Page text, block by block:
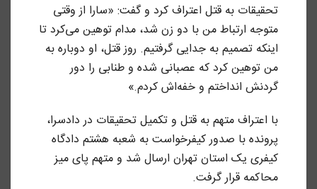
تحقیقات به قتل اعتراف کرد و گفت: «سارا از وقتی
متوجه ارتباط من با دو زن شد، مدام توهین می‌کرد تا
اینکه تصمیم به جدایی گرفتیم. روز قتل، او دوباره به
من توهین کرد که عصبانی شده و طنابی را دور
گردنش انداختم و خفه‌اش کردم.»
با اعتراف متهم به قتل و تکمیل تحقیقات در دادسرا،
پرونده با صدور کیفرخواست به شعبه هشتم دادگاه
کیفری یک استان تهران ارسال شد و متهم پای میز
محاکمه قرار گرفت.